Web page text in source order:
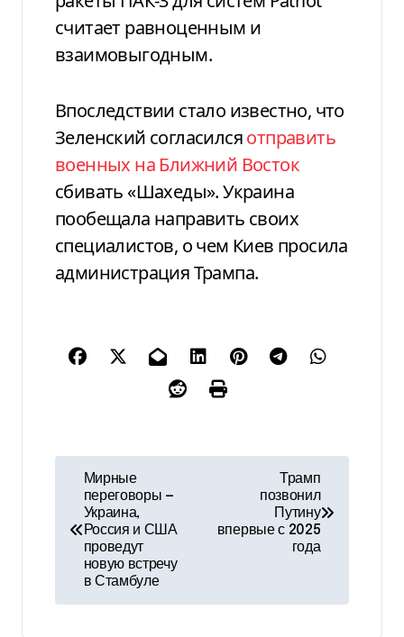
считает равноценным и
взаимовыгодным.
Впоследствии стало известно, что
Зеленский согласилсяотправить
военных на Ближний Восток
сбивать «Шахеды». Украина
пообещала направить своих
специалистов, о чем Киев просила
администрация Трампа.
Мирные
переговоры —
Украина,
Россия и США
проведут
новую встречу
в Стамбуле
Трамп
позвонил
Путину
впервые с 2025
года